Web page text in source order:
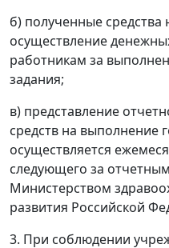
б) полученные средства
осуществление
работникам за
задания;
в) представление
средств на выполнение
осуществляется
следующего за
Министерством
развития Российской
3. При соблюдении